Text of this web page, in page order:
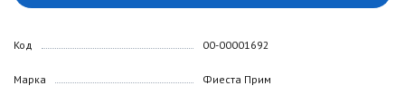
Код
Марка
00-00001692
Фиеста Прим